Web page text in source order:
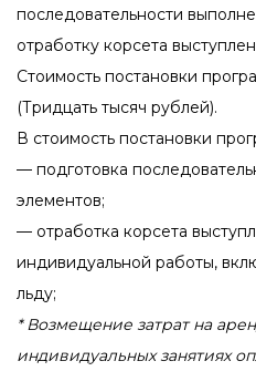
последовательности
отработку корсета
Стоимость постановки
(Тридцать тысяч рублей).
В стоимость постановки
— подготовка
элементов;
— отработка корсета
индивидуальной работы,
льду;
* Возмещение затрат на
индивидуальных занятиях